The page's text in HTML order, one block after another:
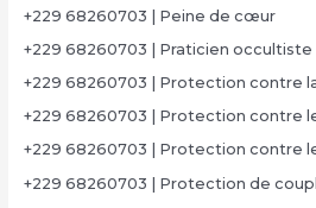
+229 68260703 | Peine de cœur
+229 68260703 | Praticien occultiste
+229 68260703 | Protection contre
+229 68260703 | Protection contre
+229 68260703 | Protection contre
+229 68260703 | Protection de